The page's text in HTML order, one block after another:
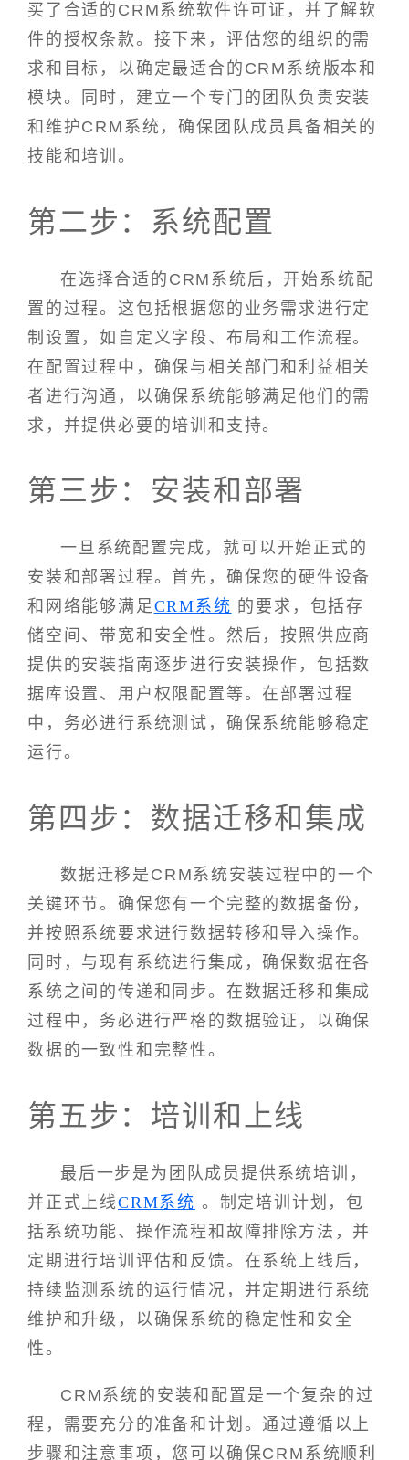
买了合适的CRM系统软件许可证，并了解软
件的授权条款。接下来，评估您的组织的需
求和目标，以确定最适合的CRM系统版本和
模块。同时，建立一个专门的团队负责安装
和维护CRM系统，确保团队成员具备相关的
技能和培训。
第二步：系统配置
在选择合适的CRM系统后，开始系统配
置的过程。这包括根据您的业务需求进行定
制设置，如自定义字段、布局和工作流程。
在配置过程中，确保与相关部门和利益相关
者进行沟通，以确保系统能够满足他们的需
求，并提供必要的培训和支持。
第三步：安装和部署
一旦系统配置完成，就可以开始正式的
安装和部署过程。首先，确保您的硬件设备
和网络能够满足 CRM系统 的要求，包括存
储空间、带宽和安全性。然后，按照供应商
提供的安装指南逐步进行安装操作，包括数
据库设置、用户权限配置等。在部署过程
中，务必进行系统测试，确保系统能够稳定
运行。
第四步：数据迁移和集成
数据迁移是CRM系统安装过程中的一个
关键环节。确保您有一个完整的数据备份，
并按照系统要求进行数据转移和导入操作。
同时，与现有系统进行集成，确保数据在各
系统之间的传递和同步。在数据迁移和集成
过程中，务必进行严格的数据验证，以确保
数据的一致性和完整性。
第五步：培训和上线
最后一步是为团队成员提供系统培训，
并正式上线CRM系统 。制定培训计划，包
括系统功能、操作流程和故障排除方法，并
定期进行培训评估和反馈。在系统上线后，
持续监测系统的运行情况，并定期进行系统
维护和升级，以确保系统的稳定性和安全
性。
CRM系统的安装和配置是一个复杂的过
程，需要充分的准备和计划。通过遵循以上
步骤和注意事项，您可以确保CRM系统顺利